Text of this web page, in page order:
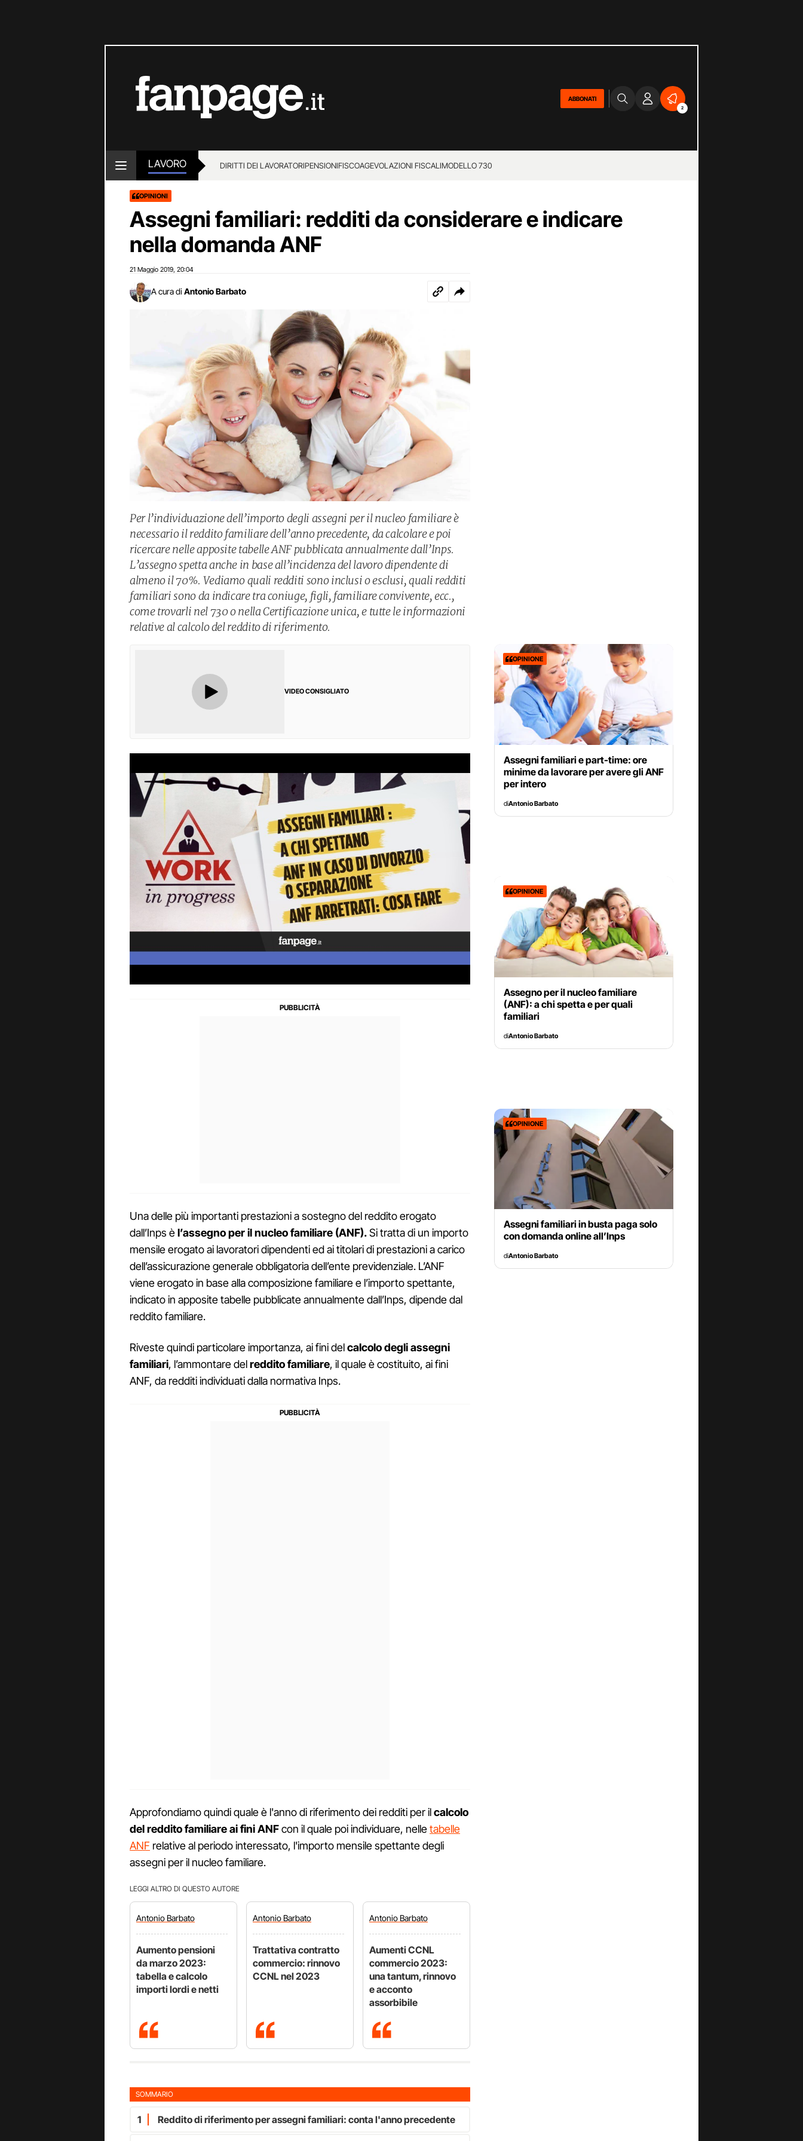
ABBONATI
2
LAVORO DIRITTI DEI LAVORATORIPENSIONIFISCOAGEVOLAZIONI FISCALIMODELLO 730
OPINIONI
Assegni familiari: redditi da considerare e indicare
nella domanda ANF
21 Maggio 2019 20:04
A cura di Antonio Barbato
Per l’individuazione dell’importo degli assegni per il nucleo familiare è
necessario il reddito familiare dell’anno precedente, da calcolare e poi
ricercare nelle apposite tabelle ANF pubblicata annualmente dall’Inps.
L’assegno spetta anche in base all’incidenza del lavoro dipendente di
almeno il 70%. Vediamo quali redditi sono inclusi o esclusi, quali redditi
familiari sono da indicare tra coniuge, figli, familiare convivente, ecc.,
come trovarli nel 730 o nella Certificazione unica, e tutte le informazioni
relative al calcolo del reddito di riferimento.
VIDEO CONSIGLIATO
Una delle più importanti prestazioni a sostegno del reddito erogato
dall’Inps èl’assegno per il nucleo familiare (ANF).Si tratta di un importo
mensile erogato ai lavoratori dipendenti ed ai titolari di prestazioni a carico
dell’assicurazione generale obbligatoria dell’ente previdenziale. L’ANF
viene erogato in base alla composizione familiare e l’importo spettante,
indicato in apposite tabelle pubblicate annualmente dall’Inps, dipende dal
reddito familiare.
Riveste quindi particolare importanza, ai fini delcalcolo degli assegni
familiari, l’ammontare delreddito familiare, il quale è costituito, ai fini
ANF, da redditi individuati dalla normativa Inps.
Approfondiamo quindi quale è l'anno di riferimento dei redditi per ilcalcolo
del reddito familiare ai fini ANFcon il quale poi individuare, nelletabelle
ANF relative al periodo interessato, l'importo mensile spettante degli
assegni per il nucleo familiare.
LEGGI ALTRO DI QUESTO AUTORE
AntonioBarbato
Aumento pensioni
da marzo 2023:
tabella e calcolo
importi lordi e netti
AntonioBarbato
Trattativa contratto
commercio: rinnovo
CCNL nel 2023
AntonioBarbato
Aumenti CCNL
commercio 2023:
una tantum, rinnovo
e acconto
assorbibile
SOMMARIO
1 Reddito di riferimento per assegni familiari: conta l'anno precedente
OPINIONE
Assegni familiari e part-time: ore
minime da lavorare per avere gli ANF
per intero
diAntonio Barbato
OPINIONE
Assegno per il nucleo familiare
(ANF): a chi spetta e per quali
familiari
diAntonio Barbato
OPINIONE
Assegni familiari in busta paga solo
con domanda online all’Inps
diAntonio Barbato